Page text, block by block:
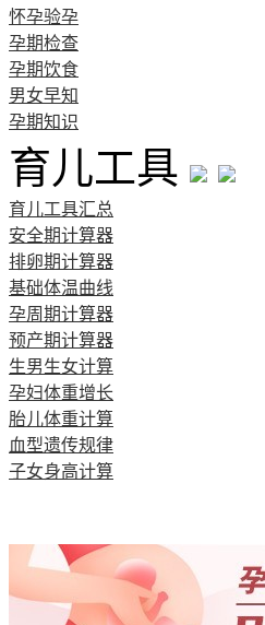
怀孕验孕
孕期检查
孕期饮食
男女早知
孕期知识
育儿工具
育儿工具汇总
安全期计算器
排卵期计算器
基础体温曲线
孕周期计算器
预产期计算器
生男生女计算
孕妇体重增长
胎儿体重计算
血型遗传规律
子女身高计算